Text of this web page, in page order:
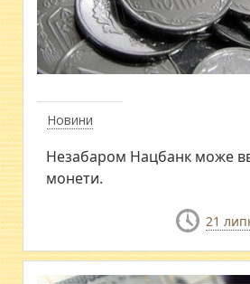
Новини
Незабаром Нацбанк може
монети.
21